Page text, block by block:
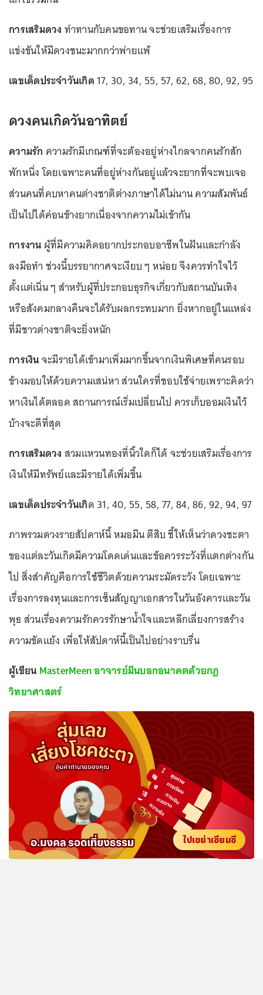
การเสริมดวง ทำทานกับคนขอทาน จะช่วยเสริมเรื่องการ
แข่งขันให้มีดวงชนะมากกว่าพ่ายแพ้
เลขเด็ดประจำวันเกิด17, 30, 34, 55, 57, 62, 68, 80, 92, 95
ดวงคนเกิดวันอาทิตย์
ความรัก ความรักมีเกณฑ์ที่จะต้องอยู่ห่างไกลจากคนรักสัก
พักหนึ่ง โดยเฉพาะคนที่อยู่ห่างกันอยู่แล้วจะยากที่จะพบเจอ
ส่วนคนที่คบหาคนต่างชาติต่างภาษาได้ไม่นาน ความสัมพันธ์
เป็นไปได้ค่อนข้างยากเนื่องจากความไม่เข้ากัน
การงาน ผู้ที่มีความคิดอยากประกอบอาชีพในฝันและกำลัง
ลงมือทำ ช่วงนี้บรรยากาศจะเงียบ ๆ หน่อย จึงควรทำใจไว้
ตั้งแต่เนิ่น ๆ สำหรับผู้ที่ประกอบธุรกิจเกี่ยวกับสถานบันเทิง
หรือสังคมกลางคืนจะได้รับผลกระทบมาก ยิ่งหากอยู่ในแหล่ง
ที่มีชาวต่างชาติจะยิ่งหนัก
การเงินจะมีรายได้เข้ามาเพิ่มมากขึ้นจากเงินพิเศษที่คนรอบ
ข้างมอบให้ด้วยความเสน่หา ส่วนใครที่ชอบใช้จ่ายเพราะคิดว่า
หาเงินได้ตลอด สถานการณ์เริ่มเปลี่ยนไป ควรเก็บออมเงินไว้
บ้างจะดีที่สุด
การเสริมดวง สวมแหวนทองที่นิ้วใดก็ได้ จะช่วยเสริมเรื่องการ
เงินให้มีทรัพย์และมีรายได้เพิ่มขึ้น
เลขเด็ดประจำวันเกิด 31, 40, 55, 58, 77, 84, 86, 92, 94, 97
ภาพรวมดวงรายสัปดาห์นี้ หมอมีน ตีสิบ ชี้ให้เห็นว่าดวงชะตา
ของแต่ละวันเกิดมีความโดดเด่นและข้อควรระวังที่แตกต่างกัน
ไป สิ่งสำคัญคือการใช้ชีวิตด้วยความระมัดระวัง โดยเฉพาะ
เรื่องการลงทุนและการเซ็นสัญญาเอกสารในวันอังคารและวัน
พุธ ส่วนเรื่องความรักควรรักษาน้ำใจและหลีกเลี่ยงการสร้าง
ความขัดแย้ง เพื่อให้สัปดาห์นี้เป็นไปอย่างราบรื่น
ผู้เขียน MasterMeen อาจารย์มีนบอกอนาคตด้วยกฎ
วิทยาศาสตร์
ไปเขย่าเซียมซี